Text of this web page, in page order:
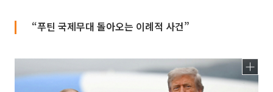
“푸틴 국제무대 돌아오는 이례적 사건”